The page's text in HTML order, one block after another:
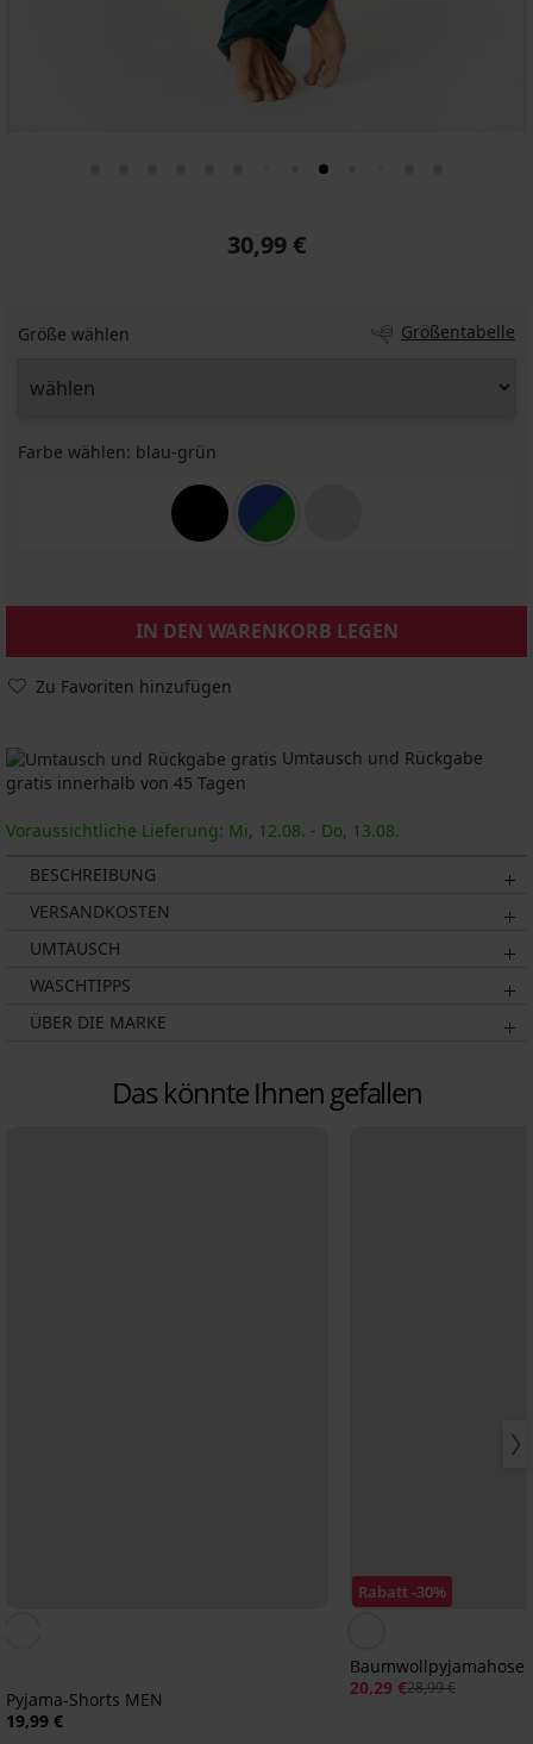
30,99 €
Größe wählen Größentabelle
Farbe wählen: blau-grün
IN DEN WARENKORB LEGEN
Zu Favoriten hinzufügen
Umtausch und Rückgabe
gratis innerhalb von 45 Tagen
Voraussichtliche Lieferung: Mi, 12.08. - Do, 13.08.
BESCHREIBUNG
VERSANDKOSTEN
UMTAUSCH
WASCHTIPPS
ÜBER DIE MARKE
Das könnte Ihnen gefallen
Pyjama-Shorts MEN
19,99 €
Rabatt -30%
Baumwollpyjamahose
20,29 €28,99 €